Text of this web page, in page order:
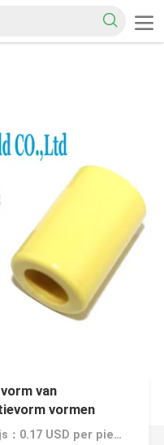
van
vormen
Prijs：0.17 USD per piece